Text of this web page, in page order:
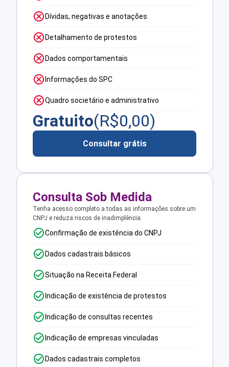
Dívidas, negativas e anotações
Detalhamento de protestos
Dados comportamentais
Informações do SPC
Quadro societário e administrativo
Gratuito(R$0,00)
Consultar grátis
Consulta Sob Medida
Tenha acesso completo a todas as informações sobre um
CNPJ e reduza riscos de inadimplência.
Confirmação de existência do CNPJ
Dados cadastrais básicos
Situação na Receita Federal
Indicação de existência de protestos
Indicação de consultas recentes
Indicação de empresas vinculadas
Dados cadastrais completos